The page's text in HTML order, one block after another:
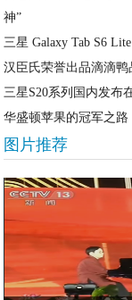
神”
三星 Galaxy Tab S6
汉臣氏荣誉出品滴滴鸭
三星S20系列国内发布
华盛顿苹果的冠军之路
图片推荐